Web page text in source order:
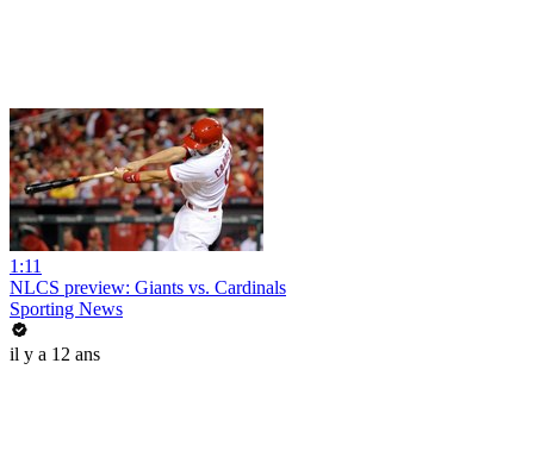
1:11
NLCS preview: Giants vs. Cardinals
Sporting News
il y a 12 ans